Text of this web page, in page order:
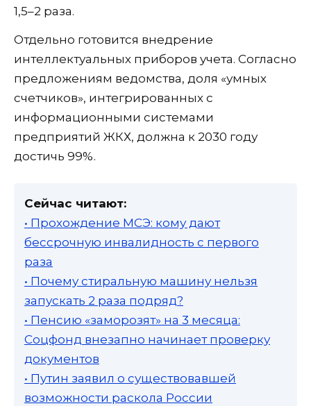
1,5–2 раза.
Отдельно готовится внедрение
интеллектуальных приборов учета. Согласно
предложениям ведомства, доля «умных
счетчиков», интегрированных с
информационными системами
предприятий ЖКХ, должна к 2030 году
достичь 99%.
Сейчас читают:
• Прохождение МСЭ: кому дают
бессрочную инвалидность с первого
раза
• Почему стиральную машину нельзя
запускать 2 раза подряд?
• Пенсию «заморозят» на 3 месяца:
Соцфонд внезапно начинает проверку
документов
• Путин заявил о существовавшей
возможности раскола России